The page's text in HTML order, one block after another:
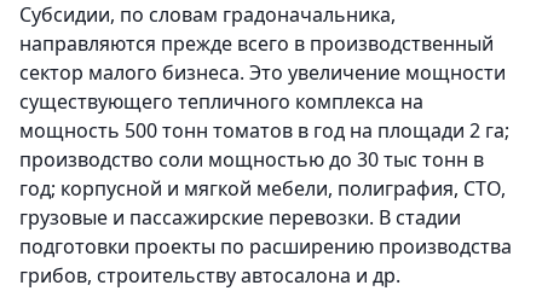
Субсидии, по словам градоначальника,
направляются прежде всего в производственный
сектор малого бизнеса. Это увеличение мощности
существующего тепличного комплекса на
мощность 500 тонн томатов в год на площади 2 га;
производство соли мощностью до 30 тыс тонн в
год; корпусной и мягкой мебели, полиграфия, СТО,
грузовые и пассажирские перевозки. В стадии
подготовки проекты по расширению производства
грибов, строительству автосалона и др.